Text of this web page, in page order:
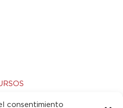
consentimiento